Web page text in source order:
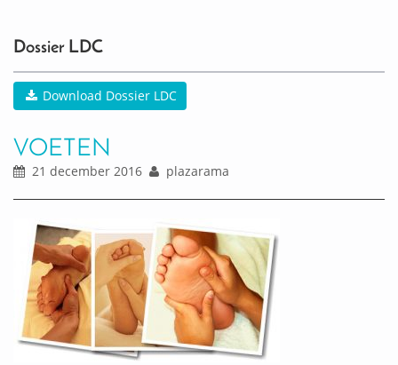
Dossier LDC
Download Dossier LDC
VOETEN
21 december 2016 plazarama